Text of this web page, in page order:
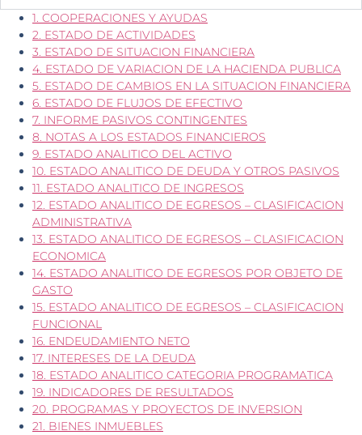
1. COOPERACIONES Y AYUDAS
2. ESTADO DE ACTIVIDADES
3. ESTADO DE SITUACION FINANCIERA
4. ESTADO DE VARIACION DE LA HACIENDA PUBLICA
5. ESTADO DE CAMBIOS EN LA SITUACION FINANCIERA
6. ESTADO DE FLUJOS DE EFECTIVO
7. INFORME PASIVOS CONTINGENTES
8. NOTAS A LOS ESTADOS FINANCIEROS
9. ESTADO ANALITICO DEL ACTIVO
10. ESTADO ANALITICO DE DEUDA Y OTROS PASIVOS
11. ESTADO ANALITICO DE INGRESOS
12. ESTADO ANALITICO DE EGRESOS – CLASIFICACION
ADMINISTRATIVA
13. ESTADO ANALITICO DE EGRESOS – CLASIFICACION
ECONOMICA
14. ESTADO ANALITICO DE EGRESOS POR OBJETO DE
GASTO
15. ESTADO ANALITICO DE EGRESOS – CLASIFICACION
FUNCIONAL
16. ENDEUDAMIENTO NETO
17. INTERESES DE LA DEUDA
18. ESTADO ANALITICO CATEGORIA PROGRAMATICA
19. INDICADORES DE RESULTADOS
20. PROGRAMAS Y PROYECTOS DE INVERSION
21. BIENES INMUEBLES